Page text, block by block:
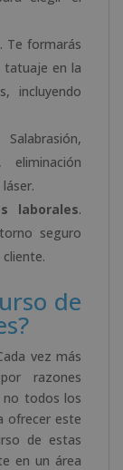
. Te formarás
tatuaje en la
incluyendo
eliminación
laborales.
seguro
de
vez más
razones
no todos los
ofrecer este
de estas
en un área